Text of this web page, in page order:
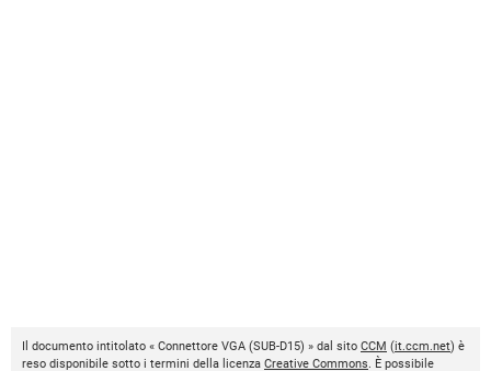
Il documento intitolato « Connettore VGA (SUB-D15) » dal sito CCM (it.ccm.net) è
reso disponibile sotto i termini della licenza Creative Commons. È possibile